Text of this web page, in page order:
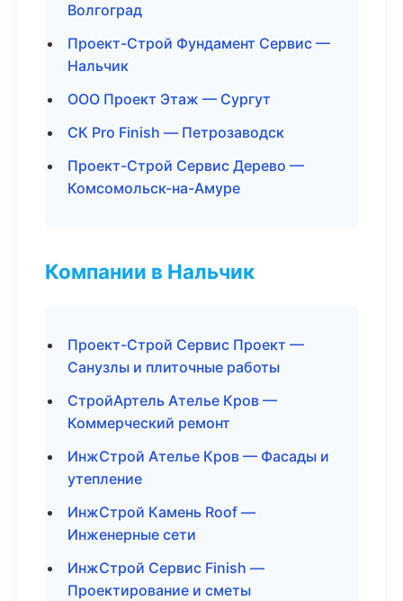
Волгоград
Проект-Строй Фундамент Сервис —
Нальчик
ООО Проект Этаж — Сургут
СК Pro Finish — Петрозаводск
Проект-Строй Сервис Дерево —
Комсомольск-на-Амуре
Компании в Нальчик
Проект-Строй Сервис Проект —
Санузлы и плиточные работы
СтройАртель Ателье Кров —
Коммерческий ремонт
ИнжСтрой Ателье Кров — Фасады и
утепление
ИнжСтрой Камень Roof —
Инженерные сети
ИнжСтрой Сервис Finish —
Проектирование и сметы